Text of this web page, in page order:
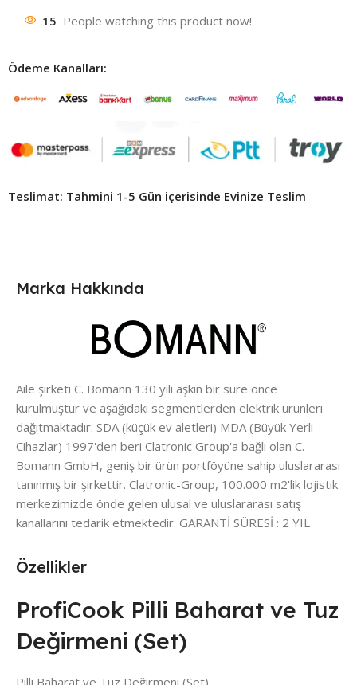
15 People watching this product now!
Ödeme Kanalları:
Teslimat: Tahmini 1-5 Gün içerisinde Evinize Teslim ​
Özellikler
ProfiCook Pilli Baharat ve Tuz
Değirmeni (Set)
Pilli Baharat ve Tuz Değirmeni (Set)
Marka Hakkında
Aile şirketi C. Bomann 130 yılı aşkın bir süre önce
kurulmuştur ve aşağıdaki segmentlerden elektrik ürünleri
dağıtmaktadır: SDA (küçük ev aletleri) MDA (Büyük Yerli
Cihazlar) 1997'den beri Clatronic Group'a bağlı olan C.
Bomann GmbH, geniş bir ürün portföyüne sahip uluslararası
tanınmış bir şirkettir. Clatronic-Group, 100.000 m2'lik lojistik
merkezimizde önde gelen ulusal ve uluslararası satış
kanallarını tedarik etmektedir. GARANTİ SÜRESİ : 2 YIL